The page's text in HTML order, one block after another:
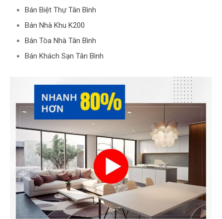
Bán Biệt Thự Tân Bình
Bán Nhà Khu K200
Bán Tòa Nhà Tân Bình
Bán Khách Sạn Tân Bình